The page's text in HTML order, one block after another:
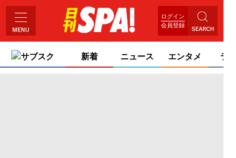
ログイン
会員登録
サブスク 新着 ニュース エンタメ ライ